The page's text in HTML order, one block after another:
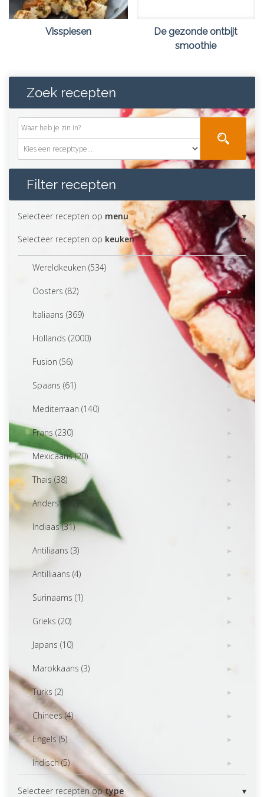
Visspiesen
De gezonde ontbijt
smoothie
Zoek recepten
Filter recepten
Selecteer recepten op menu
Selecteer recepten op keuken
Wereldkeuken (534)
Oosters (82)
Italiaans (369)
Hollands (2000)
Fusion (56)
Spaans (61)
Mediterraan (140)
Frans (230)
Mexicaans (20)
Thais (38)
Anders (122)
Indiaas (31)
Antiliaans (3)
Antilliaans (4)
Surinaams (1)
Grieks (20)
Japans (10)
Marokkaans (3)
Turks (2)
Chinees (4)
Engels (5)
Indisch (5)
Selecteer recepten optype